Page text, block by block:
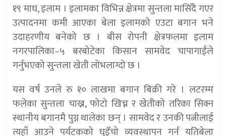
१९ माघ, इलाम । इलामका विभिन्न क्षेत्रमा सुन्तला मासिँदै गएर
उत्पादनमा कमी आएका बेला इलामको एउटा बगान भने
उदाहरणीय बनेको छ । बीस रोपनी क्षेत्रफलमा इलाम
नगरपालिका–५ बरबोटेका किसान सामवेद चापागाईंले
गर्नुभएको सुन्तला खेती लोभलाग्दो छ ।
यस वर्ष उनले रु १० लाखमा बगान बिक्री गरे । लटरम्म
फलेका सुन्तला चाख्न, फोटो खिच्न र खेतीको तरिका सिक्न
स्थानीय बगानमै पुग्न थालेका छन् । सामवेद र उनकी पत्नीलाई
त्यहाँ आउने पर्यटकको घुइँचो व्यवस्थापन गर्न यतिबेला